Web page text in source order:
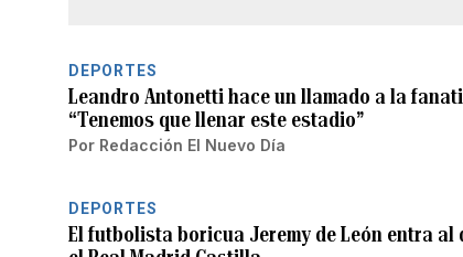
DEPORTES
Leandro Antonetti hace un llamado a la
“Tenemos que llenar este estadio”
Por Redacción El Nuevo Día
DEPORTES
El futbolista boricua Jeremy de León entra